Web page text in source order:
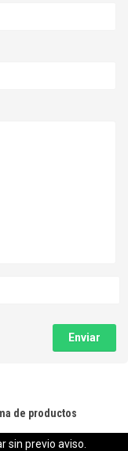
Enviar
de productos
sin previo aviso.